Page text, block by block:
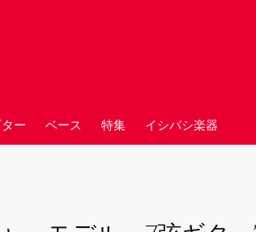
ー ベース 特集 イシバシ楽器